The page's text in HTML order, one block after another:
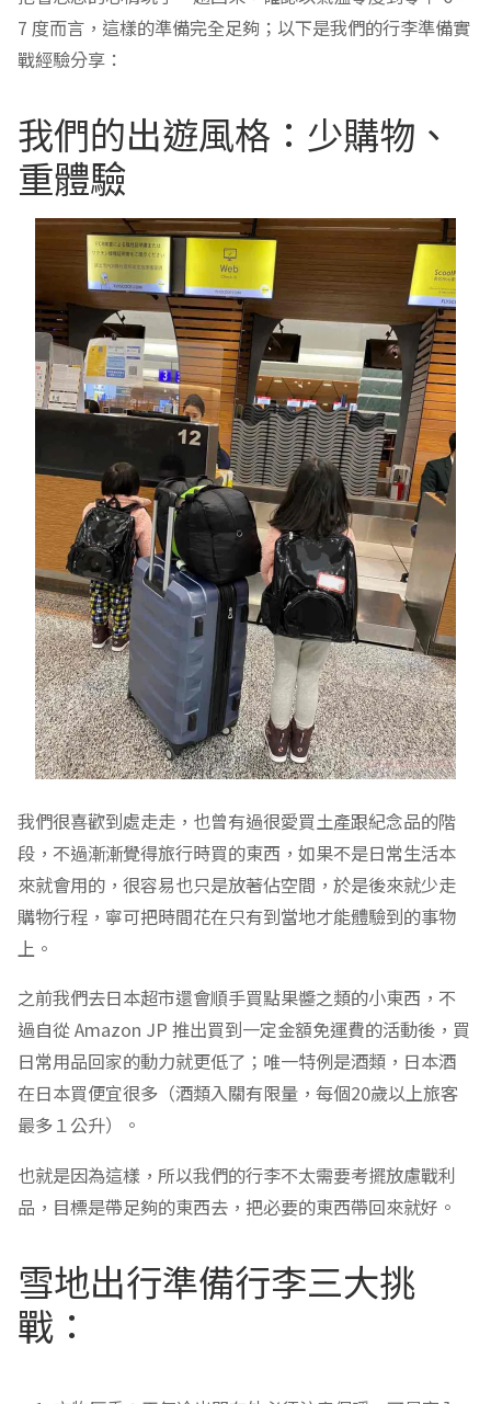
7 度而言，這樣的準備完全足夠；以下是我們的行李準備實
戰經驗分享：
我們的出遊風格：少購物、
重體驗
我們很喜歡到處走走，也曾有過很愛買土產跟紀念品的階
段，不過漸漸覺得旅行時買的東西，如果不是日常生活本
來就會用的，很容易也只是放著佔空間，於是後來就少走
購物行程，寧可把時間花在只有到當地才能體驗到的事物
上。
之前我們去日本超市還會順手買點果醬之類的小東西，不
過自從 Amazon JP 推出買到一定金額免運費的活動後，買
日常用品回家的動力就更低了；唯一特例是酒類，日本酒
在日本買便宜很多（酒類入關有限量，每個20歲以上旅客
最多１公升）。
也就是因為這樣，所以我們的行李不太需要考擺放慮戰利
品，目標是帶足夠的東西去，把必要的東西帶回來就好。
雪地出行準備行李三大挑
戰：